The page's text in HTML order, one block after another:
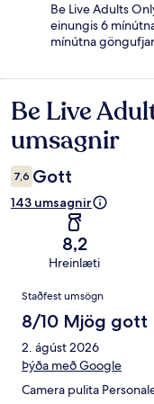
Be Live Adults
einungis 6
mínútna
Umsagnir
Be Live
umsagnir
7,6 Gott
143 umsagnir
8,2
Hreinlæti
Umsagnir
Staðfest umsögn
8/10 Mjög gott
2. ágúst 2026
Þýða með Google
Camera pulita